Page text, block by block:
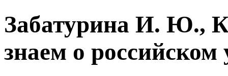
Забатурина И. Ю.,
знаем о российском